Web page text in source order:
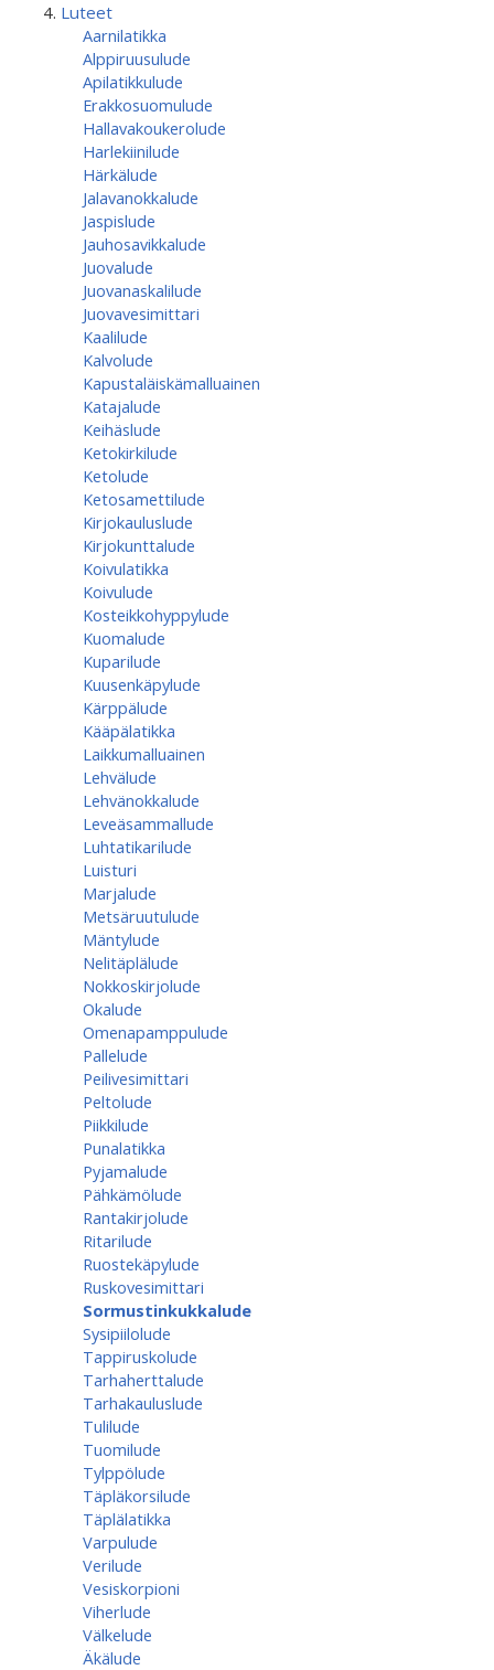
Luteet
Aarnilatikka
Alppiruusulude
Apilatikkulude
Erakkosuomulude
Hallavakoukerolude
Harlekiinilude
Härkälude
Jalavanokkalude
Jaspislude
Jauhosavikkalude
Juovalude
Juovanaskalilude
Juovavesimittari
Kaalilude
Kalvolude
Kapustaläiskämalluainen
Katajalude
Keihäslude
Ketokirkilude
Ketolude
Ketosamettilude
Kirjokauluslude
Kirjokunttalude
Koivulatikka
Koivulude
Kosteikkohyppylude
Kuomalude
Kuparilude
Kuusenkäpylude
Kärppälude
Kääpälatikka
Laikkumalluainen
Lehvälude
Lehvänokkalude
Leveäsammallude
Luhtatikarilude
Luisturi
Marjalude
Metsäruutulude
Mäntylude
Nelitäplälude
Nokkoskirjolude
Okalude
Omenapamppulude
Pallelude
Peilivesimittari
Peltolude
Piikkilude
Punalatikka
Pyjamalude
Pähkämölude
Rantakirjolude
Ritarilude
Ruostekäpylude
Ruskovesimittari
Sormustinkukkalude
Sysipiilolude
Tappiruskolude
Tarhaherttalude
Tarhakauluslude
Tulilude
Tuomilude
Tylppölude
Täpläkorsilude
Täplälatikka
Varpulude
Verilude
Vesiskorpioni
Viherlude
Välkelude
Äkälude